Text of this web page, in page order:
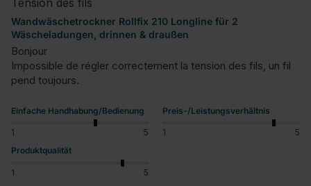
Wandwäschetrockner Rollfix 210 Longline für 2
Wäscheladungen, drinnen & draußen
Bonjour
Impossible de régler correctement la tension des fils, un fil
pend toujours.
Einfache Handhabung/Bedienung
1 5
Preis-/Leistungsverhältnis
1
5
Produktqualität
1 5